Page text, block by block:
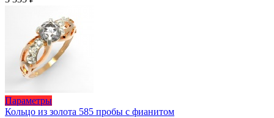
Опции
можно
выбрать
на
странице
товара.
ПараметрыЭтот
товар
Кольцо из золота 585 пробы с фианитом